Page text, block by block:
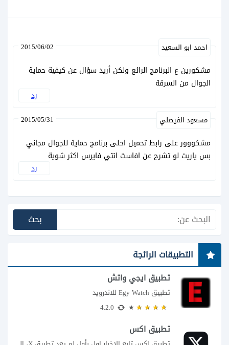
احمد ابو السعيد 2015/06/02
مشكورين ع البرنامج الرائع ولكن أريد سؤال عن كيفية حماية
الجوال من السرقة
رد
مسعود الفيصلي 2015/05/31
مشكووور على رابط تحميل احلى برنامج حماية للجوال مجاني
بس ياريت لو تشرح عن افاست انتي فايرس اكثر شوية
رد
التطبيقات الرائجة
تطبيق ايجي واتش
تطبيق Egy Watch للاندرويد
تطبيق اكس